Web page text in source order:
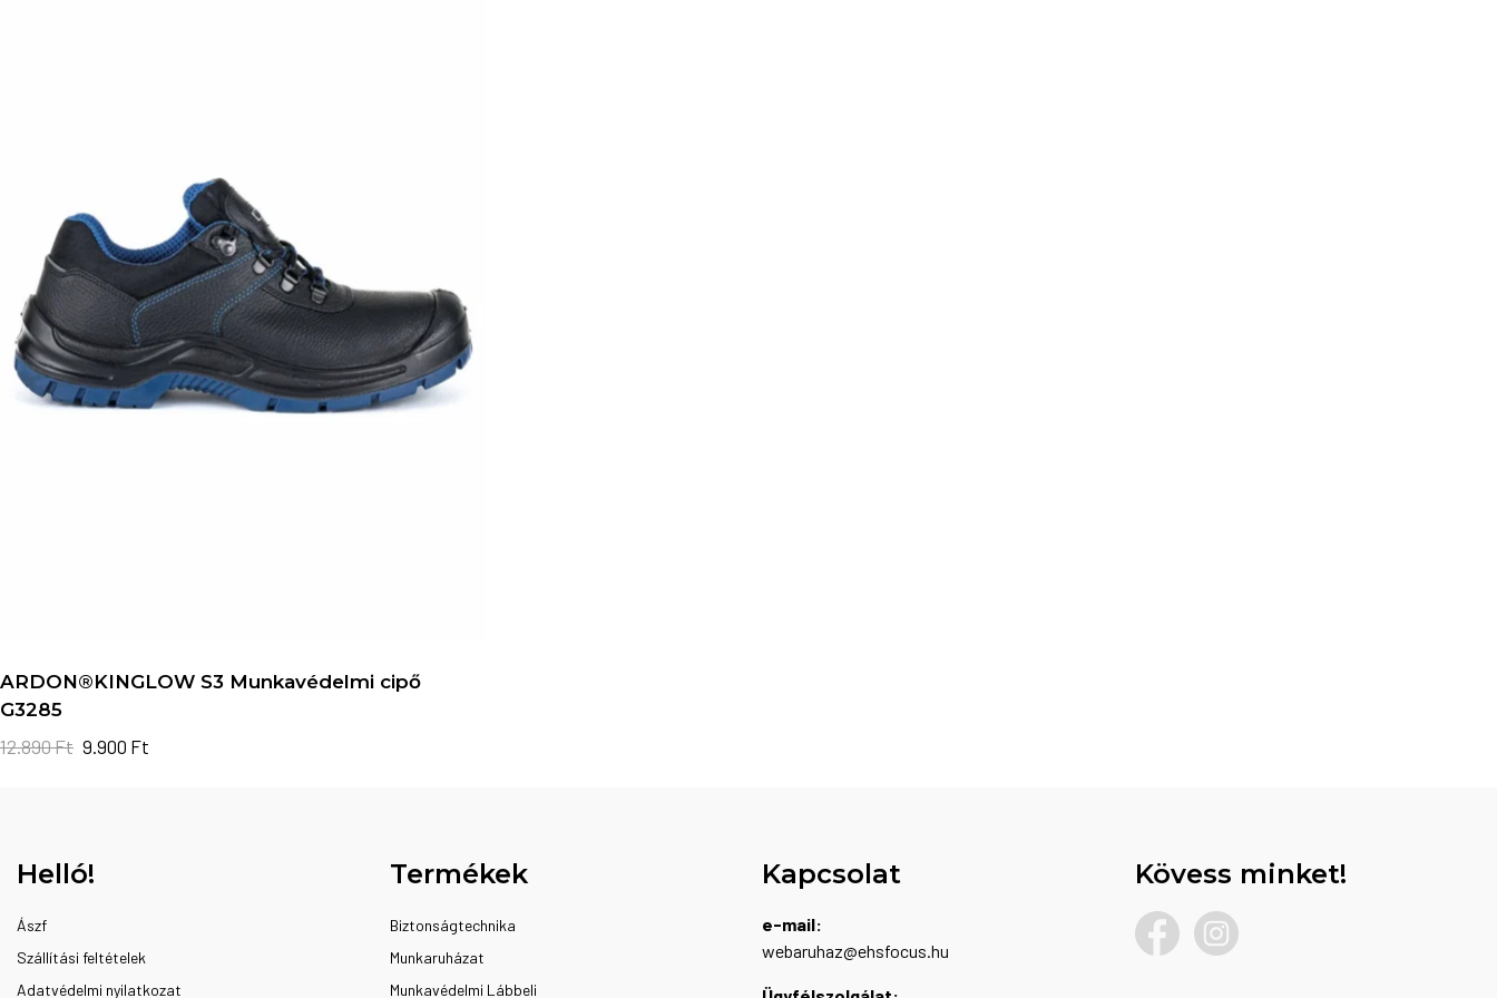
ARDON®KINGLOW S3 Munkavédelmi cipő
G3285
12.890Ft 9.900 Ft
Helló!
Ászf
Szállítási feltételek
Adatvédelmi nyilatkozat
Termékek
Biztonságtechnika
Munkaruházat
Munkavédelmi Lábbeli
Kapcsolat
e-mail:
webaruhaz@ehsfocus.hu
Kövess minket!